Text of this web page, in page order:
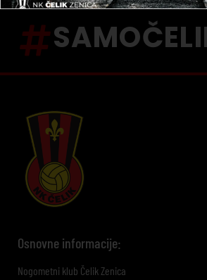
Osnovne informacije:
Nogometni klub Čelik Zenica